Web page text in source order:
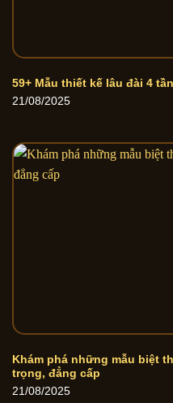
59+ Mẫu thiết kế lâu đài 4
21/08/2025
Khám phá những mẫu biệt
trọng, đẳng cấp
21/08/2025